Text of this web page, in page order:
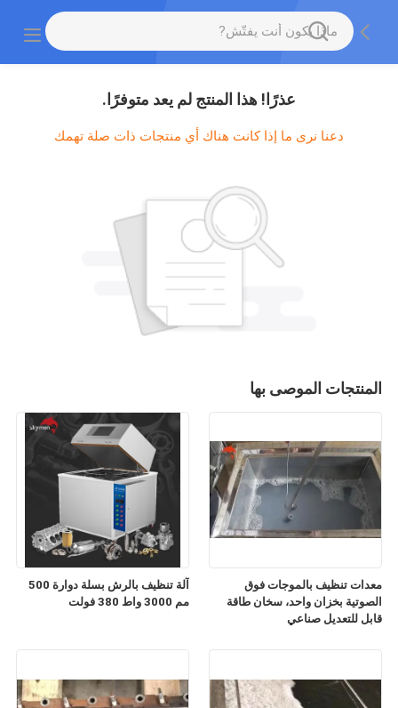
عذرًا! هذا المنتج لم يعد متوفرًا.
دعنا نرى ما إذا كانت هناك أي منتجات ذات صلة تهمك
المنتجات الموصى بها
آلة تنظيف بالرش بسلة دوارة 500
مم 3000 واط 380 فولت
معدات تنظيف بالموجات فوق
الصوتية بخزان واحد، سخان طاقة
قابل للتعديل صناعي